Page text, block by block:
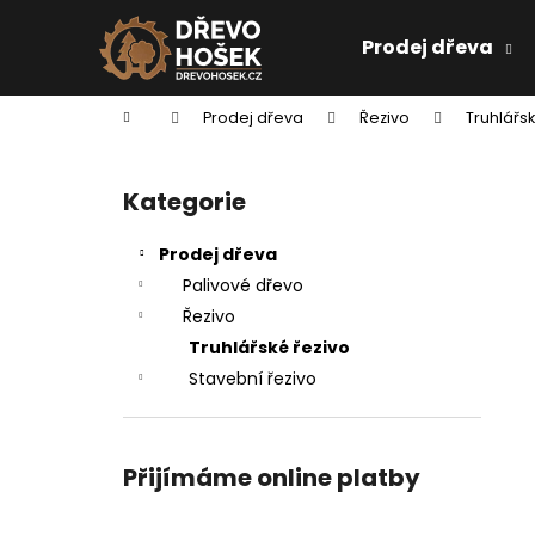
Prodej dřeva
Domů Prodej dřeva Řezivo
n
Přeskočit
kategorie
Kategorie
Prodej dřeva
Palivové dřevo
Řezivo
Truhlářské řezivo
Stavební řezivo
Přijímáme online platby
š
Zpět
do
Zpět
do